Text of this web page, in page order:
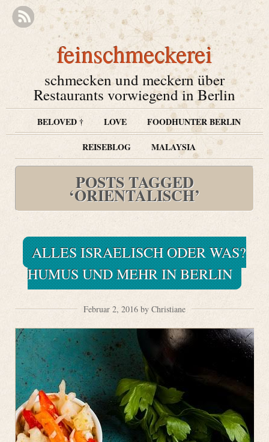
feinschmeckerei
schmecken und meckern über
Restaurants vorwiegend in Berlin
BELOVED † LOVE
FOODHUNTER BERLIN
REISEBLOG
MALAYSIA
POSTS TAGGED
‘ORIENTALISCH’
ALLES ISRAELISCH ODER WAS?
HUMUS UND MEHR IN BERLIN
Februar 2, 2016 by Christiane